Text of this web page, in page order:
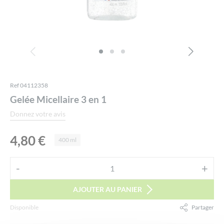
Ref 04112358
Gelée Micellaire 3 en 1
Donnez votre avis
4,80€ 400 ml
Gelée
Micellaire
- +
AJOUTER AU PANIER
Disponible Partager